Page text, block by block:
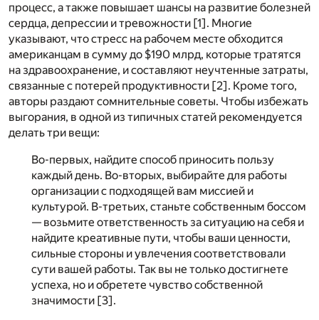
процесс, а также повышает шансы на развитие болезней
сердца, депрессии и тревожности [1] . Многие
указывают, что стресс на рабочем месте обходится
американцам в сумму до $190 млрд, которые тратятся
на здравоохранение, и составляют неучтенные затраты,
связанные с потерей продуктивности [2] . Кроме того,
авторы раздают сомнительные советы. Чтобы избежать
выгорания, в одной из типичных статей рекомендуется
делать три вещи:
Во-первых, найдите способ приносить пользу
каждый день. Во-вторых, выбирайте для работы
организации с подходящей вам миссией и
культурой. В-третьих, станьте собственным боссом
— возьмите ответственность за ситуацию на себя и
найдите креативные пути, чтобы ваши ценности,
сильные стороны и увлечения соответствовали
сути вашей работы. Так вы не только достигнете
успеха, но и обретете чувство собственной
значимости [3] .